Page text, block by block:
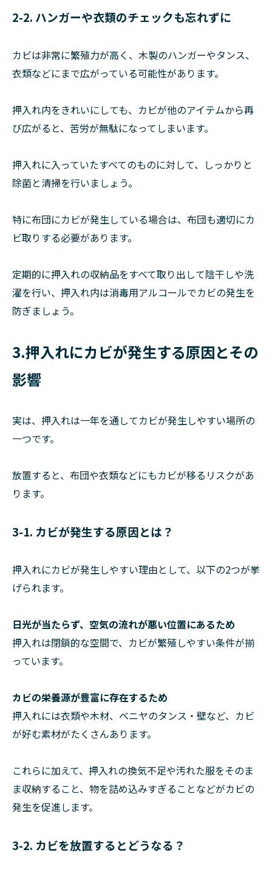
2-2. ハンガーや衣類のチェックも忘れずに
カビは非常に繁殖力が高く、木製のハンガーやタンス、
衣類などにまで広がっている可能性があります。
押入れ内をきれいにしても、カビが他のアイテムから再
び広がると、苦労が無駄になってしまいます。
押入れに入っていたすべてのものに対して、しっかりと
除菌と清掃を行いましょう。
特に布団にカビが発生している場合は、布団も適切にカ
ビ取りする必要があります。
定期的に押入れの収納品をすべて取り出して陰干しや洗
濯を行い、押入れ内は消毒用アルコールでカビの発生を
防ぎましょう。
3.押入れにカビが発生する原因とその
影響
実は、押入れは一年を通してカビが発生しやすい場所の
一つです。
放置すると、布団や衣類などにもカビが移るリスクがあ
ります。
3-1. カビが発生する原因とは？
押入れにカビが発生しやすい理由として、以下の2つが挙
げられます。
日光が当たらず、空気の流れが悪い位置にあるため
押入れは閉鎖的な空間で、カビが繁殖しやすい条件が揃
っています。
カビの栄養源が豊富に存在するため
押入れには衣類や木材、ベニヤのタンス・壁など、カビ
が好む素材がたくさんあります。
これらに加えて、押入れの換気不足や汚れた服をそのま
ま収納すること、物を詰め込みすぎることなどがカビの
発生を促進します。
3-2. カビを放置するとどうなる？